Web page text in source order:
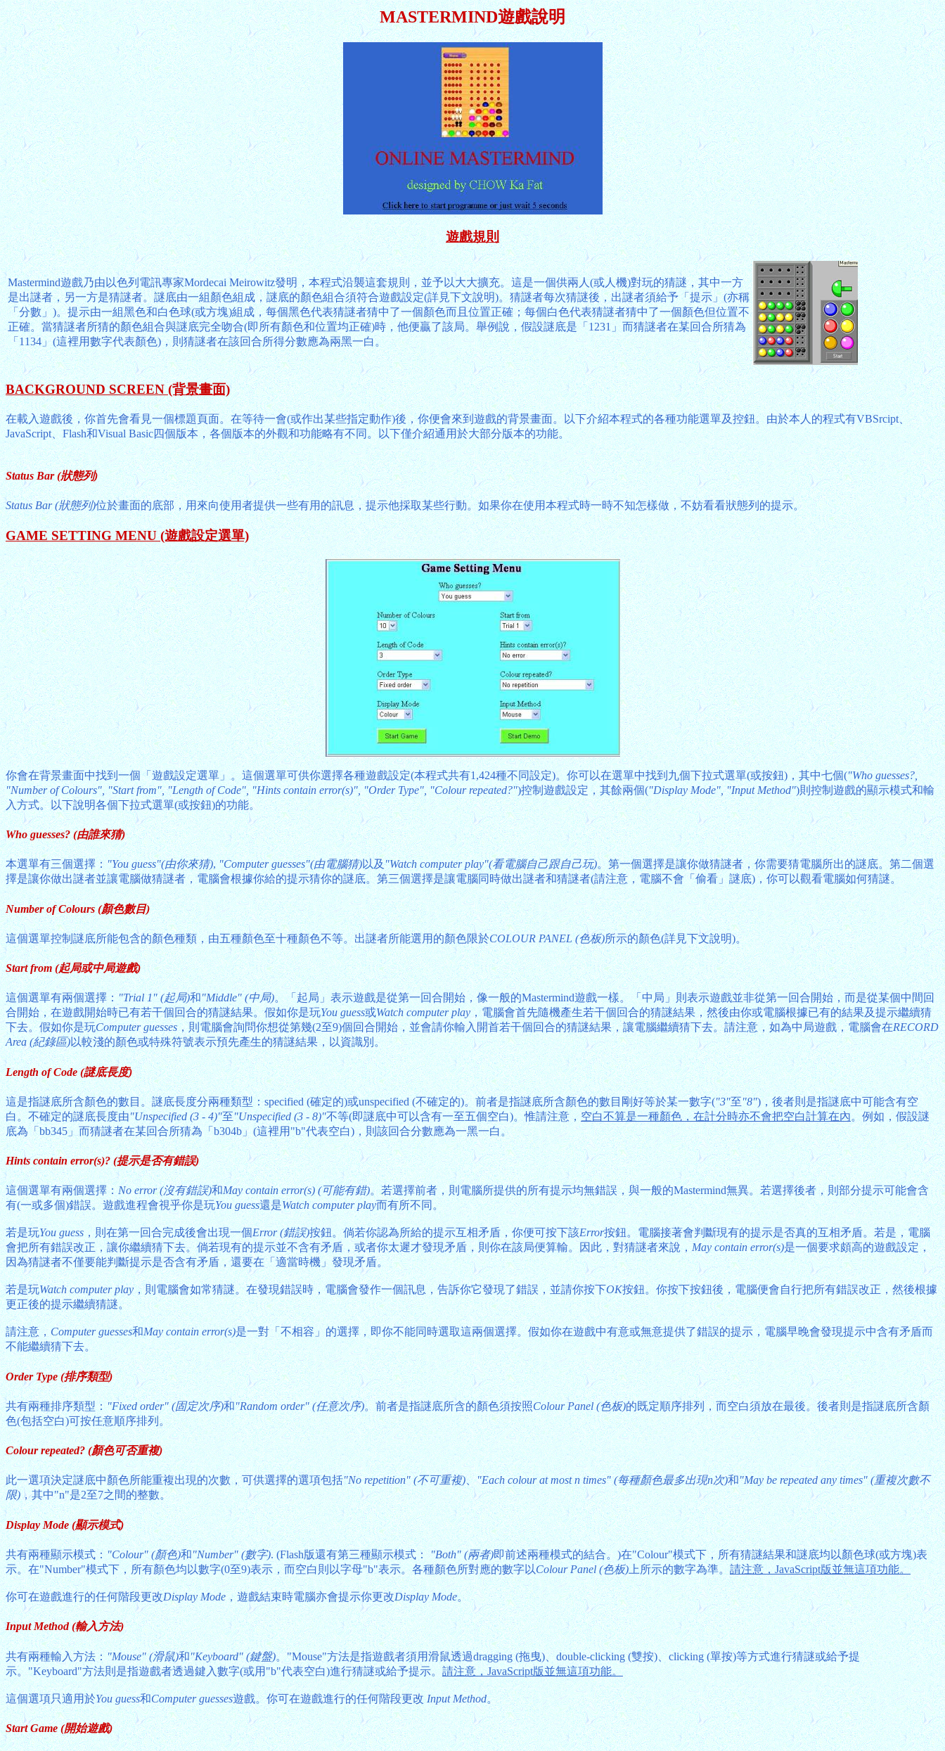
MASTERMIND遊戲說明
遊戲規則
Mastermind遊戲乃由以色列電訊專家Mordecai Meirowitz發明，本程式沿襲這套規則，並予以大大擴充。這是一個供兩人(或人機)對玩的猜謎，其中一方
是出謎者，另一方是猜謎者。謎底由一組顏色組成，謎底的顏色組合須符合遊戲設定(詳見下文說明)。猜謎者每次猜謎後，出謎者須給予「提示」(亦稱
「分數」)。提示由一組黑色和白色球(或方塊)組成，每個黑色代表猜謎者猜中了一個顏色而且位置正確；每個白色代表猜謎者猜中了一個顏色但位置不
正確。當猜謎者所猜的顏色組合與謎底完全吻合(即所有顏色和位置均正確)時，他便贏了該局。舉例說，假設謎底是「1231」而猜謎者在某回合所猜為
「1134」(這裡用數字代表顏色)，則猜謎者在該回合所得分數應為兩黑一白。
BACKGROUND SCREEN (背景畫面)
在載入遊戲後，你首先會看見一個標題頁面。在等待一會(或作出某些指定動作)後，你便會來到遊戲的背景畫面。以下介紹本程式的各種功能選單及控鈕。由於本人的程式有VBSrcipt、
JavaScript、Flash和Visual Basic四個版本，各個版本的外觀和功能略有不同。以下僅介紹通用於大部分版本的功能。
Status Bar (狀態列)
Status Bar (狀態列)位於畫面的底部，用來向使用者提供一些有用的訊息，提示他採取某些行動。如果你在使用本程式時一時不知怎樣做，不妨看看狀態列的提示。
GAME SETTING MENU (遊戲設定選單)
你會在背景畫面中找到一個「遊戲設定選單」。這個選單可供你選擇各種遊戲設定(本程式共有1,424種不同設定)。你可以在選單中找到九個下拉式選單(或按鈕)，其中七個("Who guesses?,
"Number of Colours", "Start from", "Length of Code", "Hints contain error(s)", "Order Type", "Colour repeated?")控制遊戲設定，其餘兩個("Display Mode", "Input Method")則控制遊戲的顯示模式和輸
入方式。以下說明各個下拉式選單(或按鈕)的功能。
Who guesses? (由誰來猜)
本選單有三個選擇："You guess"(由你來猜),"Computer guesses"(由電腦猜)以及"Watch computer play"(看電腦自己跟自己玩)。第一個選擇是讓你做猜謎者，你需要猜電腦所出的謎底。第二個選
擇是讓你做出謎者並讓電腦做猜謎者，電腦會根據你給的提示猜你的謎底。第三個選擇是讓電腦同時做出謎者和猜謎者(請注意，電腦不會「偷看」謎底)，你可以觀看電腦如何猜謎。
Number of Colours (顏色數目)
這個選單控制謎底所能包含的顏色種類，由五種顏色至十種顏色不等。出謎者所能選用的顏色限於COLOUR PANEL (色板)所示的顏色(詳見下文說明)。
Start from (起局或中局遊戲)
這個選單有兩個選擇："Trial 1" (起局)和"Middle" (中局)。「起局」表示遊戲是從第一回合開始，像一般的Mastermind遊戲一樣。「中局」則表示遊戲並非從第一回合開始，而是從某個中間回
合開始，在遊戲開始時已有若干個回合的猜謎結果。假如你是玩You guess或Watch computer play，電腦會首先隨機產生若干個回合的猜謎結果，然後由你或電腦根據已有的結果及提示繼續猜
下去。假如你是玩Computer guesses，則電腦會詢問你想從第幾(2至9)個回合開始，並會請你輸入開首若干個回合的猜謎結果，讓電腦繼續猜下去。請注意，如為中局遊戲，電腦會在RECORD
Area (紀錄區)以較淺的顏色或特殊符號表示預先產生的猜謎結果，以資識別。
Length of Code (謎底長度)
這是指謎底所含顏色的數目。謎底長度分兩種類型：specified (確定的)或unspecified (不確定的)。前者是指謎底所含顏色的數目剛好等於某一數字("3"至"8")，後者則是指謎底中可能含有空
白。不確定的謎底長度由"Unspecified (3 - 4)"至"Unspecified (3 - 8)"不等(即謎底中可以含有一至五個空白)。惟請注意，空白不算是一種顏色，在計分時亦不會把空白計算在內。例如，假設謎
底為「bb345」而猜謎者在某回合所猜為「b304b」(這裡用"b"代表空白)，則該回合分數應為一黑一白。
Hints contain error(s)? (提示是否有錯誤)
這個選單有兩個選擇：No error (沒有錯誤)和May contain error(s) (可能有錯)。若選擇前者，則電腦所提供的所有提示均無錯誤，與一般的Mastermind無異。若選擇後者，則部分提示可能會含
有(一或多個)錯誤。遊戲進程會視乎你是玩You guess還是Watch computer play而有所不同。
若是玩You guess，則在第一回合完成後會出現一個Error (錯誤)按鈕。倘若你認為所給的提示互相矛盾，你便可按下該Error按鈕。電腦接著會判斷現有的提示是否真的互相矛盾。若是，電腦
會把所有錯誤改正，讓你繼續猜下去。倘若現有的提示並不含有矛盾，或者你太遲才發現矛盾，則你在該局便算輸。因此，對猜謎者來說，May contain error(s)是一個要求頗高的遊戲設定，
因為猜謎者不僅要能判斷提示是否含有矛盾，還要在「適當時機」發現矛盾。
若是玩Watch computer play，則電腦會如常猜謎。在發現錯誤時，電腦會發作一個訊息，告訴你它發現了錯誤，並請你按下OK按鈕。你按下按鈕後，電腦便會自行把所有錯誤改正，然後根據
更正後的提示繼續猜謎。
請注意，Computer guesses和May contain error(s)是一對「不相容」的選擇，即你不能同時選取這兩個選擇。假如你在遊戲中有意或無意提供了錯誤的提示，電腦早晚會發現提示中含有矛盾而
不能繼續猜下去。
Order Type (排序類型)
共有兩種排序類型："Fixed order" (固定次序)和"Random order" (任意次序)。前者是指謎底所含的顏色須按照Colour Panel (色板)的既定順序排列，而空白須放在最後。後者則是指謎底所含顏
色(包括空白)可按任意順序排列。
Colour repeated? (顏色可否重複)
此一選項決定謎底中顏色所能重複出現的次數，可供選擇的選項包括"No repetition" (不可重複)、"Each colour at most n times" (每種顏色最多出現n次)和"May be repeated any times" (重複次數不
限)，其中"n"是2至7之間的整數。
Display Mode (顯示模式)
共有兩種顯示模式： "Colour" (顏色)和"Number" (數字). (Flash版還有第三種顯示模式："Both" (兩者)即前述兩種模式的結合。)在"Colour"模式下，所有猜謎結果和謎底均以顏色球(或方塊)表
示。在"Number"模式下，所有顏色均以數字(0至9)表示，而空白則以字母"b"表示。各種顏色所對應的數字以Colour Panel (色板)上所示的數字為準。請注意，JavaScript版並無這項功能。
你可在遊戲進行的任何階段更改Display Mode，遊戲結束時電腦亦會提示你更改Display Mode。
Input Method (輸入方法)
共有兩種輸入方法："Mouse" (滑鼠)和"Keyboard" (鍵盤)。"Mouse"方法是指遊戲者須用滑鼠透過dragging (拖曳)、double-clicking (雙按)、clicking (單按)等方式進行猜謎或給予提
示。"Keyboard"方法則是指遊戲者透過鍵入數字(或用"b"代表空白)進行猜謎或給予提示。 請注意，JavaScript版並無這項功能。
這個選項只適用於You guess和Computer guesses遊戲。你可在遊戲進行的任何階段更改Input Method。
Start Game (開始遊戲)